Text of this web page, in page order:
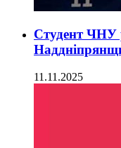
Студент ЧНУ
11.11.2025